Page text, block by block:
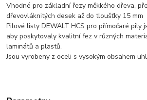
Vhodné pro základní řezy měkkého dřeva,
dřevovláknitých desek až do tloušťky 15 mm
Pilové listy DEWALT HCS pro přímočaré pily
aby poskytovaly kvalitní řez v různých
laminátů a plastů.
Jsou vyrobeny z oceli s vysokým obsahem